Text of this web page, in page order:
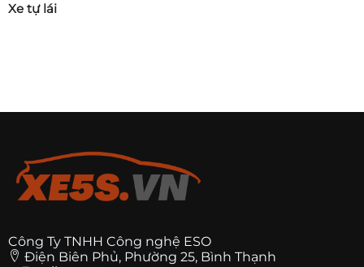
Xe tự lái
Công Ty TNHH Công nghệ ESO
Điện Biên Phủ, Phường 25, Bình Thạnh